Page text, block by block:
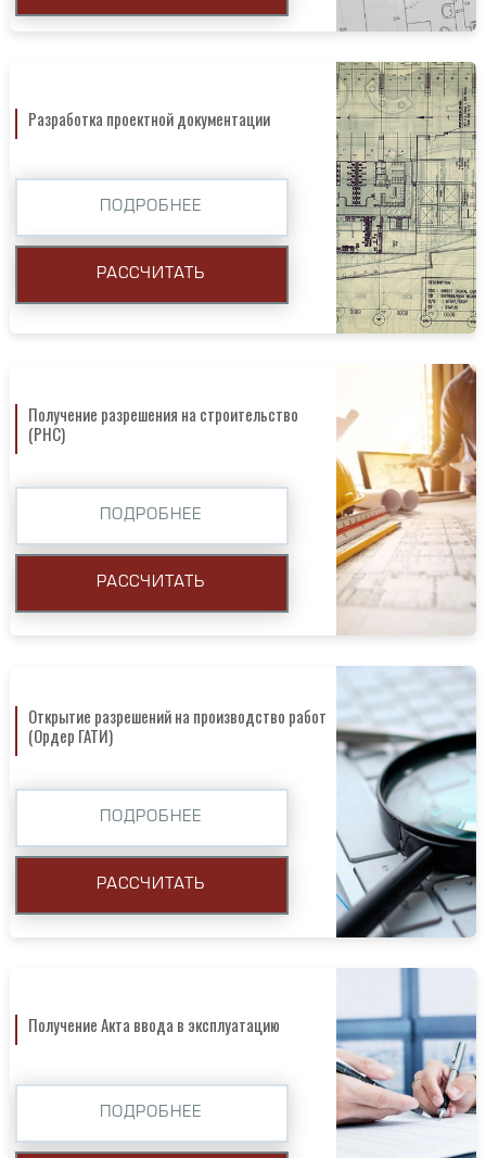
Разработка проектной документации
ПОДРОБНЕЕ
РАССЧИТАТЬ
Получение разрешения на строительство
(РНС)
ПОДРОБНЕЕ
РАССЧИТАТЬ
Открытие разрешений на производство работ
(Ордер ГАТИ)
ПОДРОБНЕЕ
РАССЧИТАТЬ
Получение Акта ввода в эксплуатацию
ПОДРОБНЕЕ